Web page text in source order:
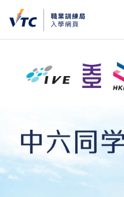
VTC入